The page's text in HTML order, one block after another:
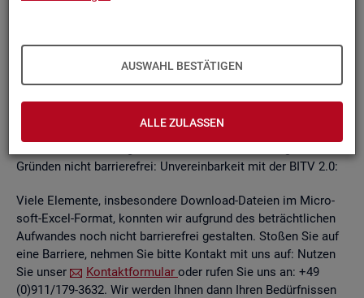
AUSWAHL BESTÄTIGEN
ALLE ZULASSEN
kon­ti­nu­ier­lich durch­ge­führt wer­den.
Die Web­sei­ten sind mit den ge­nann­ten An­for­de­run­gen teil­
Grün­den nicht bar­rie­re­frei: Un­ver­ein­bar­keit mit der BITV 2.0:
Viele Ele­men­te, ins­be­son­de­re Down­load-Da­tei­en im Mi­cro­
soft-Excel-For­mat, konn­ten wir auf­grund des be­trächt­li­chen
Auf­wan­des noch nicht bar­rie­re­frei ge­stal­ten. Sto­ßen Sie auf
eine Bar­rie­re, neh­men Sie bitte Kon­takt mit uns auf: Nut­zen
Sie unser
Kon­takt­for­mu­lar oder rufen Sie uns an: +49
(0)911/179-3632. Wir wer­den Ihnen dann Ihren Be­dürf­nis­sen